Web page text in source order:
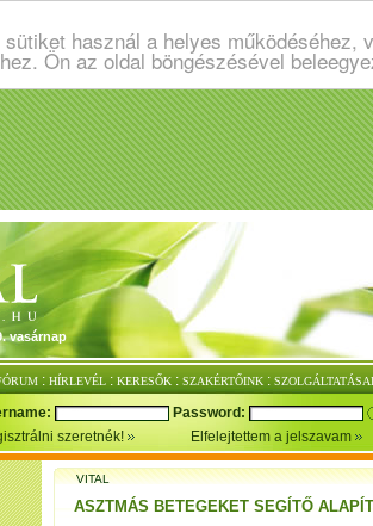
sütiket használ a helyes
Ön az oldal böngészésével
vasárnap
: HÍRLEVÉL : KERESŐK : SZAKÉRTŐINK :
Password:
szeretnék!
Elfelejtettem a jelszavam
VITAL
ASZTMÁS BETEGEKET SEGÍTŐ